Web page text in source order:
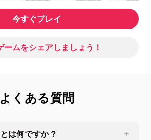
今すぐプレイ
ームをシェアしましょう！
よくある質問
は何ですか？